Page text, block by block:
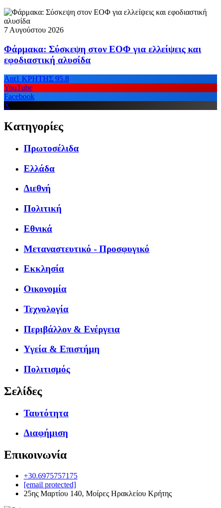
7 Αυγούστου 2026
Φάρμακα: Σύσκεψη στον ΕΟΦ για ελλείψεις και
εφοδιαστική αλυσίδα
Ant1 ΚΡΗΤΗΣ 95.8
YouTube
Facebook
X
Κατηγορίες
Πρωτοσέλιδα
Ελλάδα
Διεθνή
Πολιτική
Εθνικά
Μεταναστευτικό - Προσφυγικό
Εκκλησία
Οικονομία
Τεχνολογία
Περιβάλλον & Ενέργεια
Υγεία & Επιστήμη
Πολιτισμός
Σελίδες
Ταυτότητα
Διαφήμιση
Επικοινωνία
+30.6975757175
[email protected]
25ης Μαρτίου 140, Μοίρες Ηρακλείου Κρήτης